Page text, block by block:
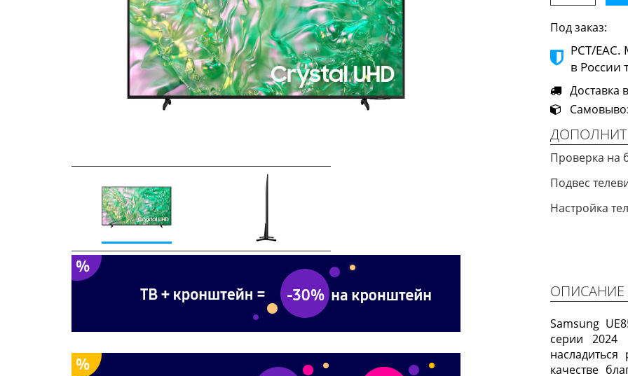
Под заказ:
РСТ/ЕАС.
в России
Доставка в
Проверка на
Подвес
Настройка
ОПИСАНИЕ
Samsung
серии 2024
качестве